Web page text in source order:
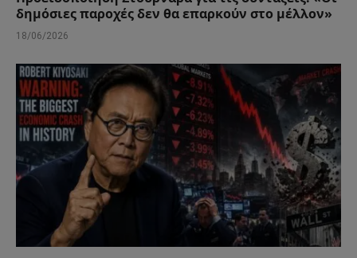
δημόσιες παροχές δεν θα επαρκούν στο μέλλον»
18/06/2026